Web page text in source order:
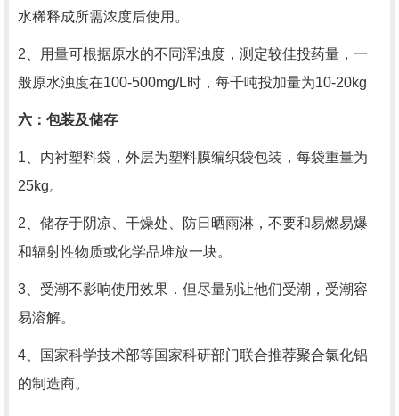
水稀释成所需浓度后使用。
2、用量可根据原水的不同浑浊度，测定较佳投药量，一
般原水浊度在100-500mg/L时，每千吨投加量为10-20kg
六：包装及储存
1、内衬塑料袋，外层为塑料膜编织袋包装，每袋重量为
25kg。
2、储存于阴凉、干燥处、防日晒雨淋，不要和易燃易爆
和辐射性物质或化学品堆放一块。
3、受潮不影响使用效果．但尽量别让他们受潮，受潮容
易溶解。
4、国家科学技术部等国家科研部门联合推荐聚合氯化铝
的制造商。